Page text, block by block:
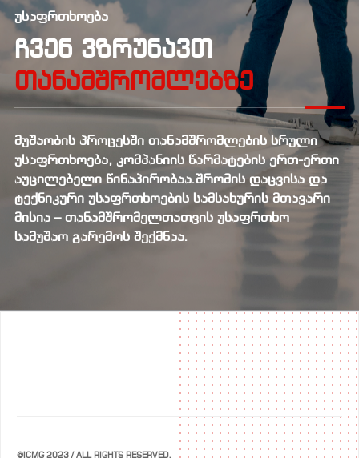
უსაფრთხოება
ᲩᲕᲔᲜ ᲕᲖᲠᲣᲜᲐᲕᲗ
ᲗᲐᲜᲐᲛᲨᲠᲝᲛᲚᲔᲑᲖᲔ
მუშაობის პროცესში თანამშრომლების სრული
უსაფრთხოება, კომპანიის წარმატების ერთ-ერთი
აუცილებელი წინაპირობაა.შრომის დაცვისა და
ტექნიკური უსაფრთხოების სამსახურის მთავარი
მისია – თანამშრომელთათვის უსაფრთხო
სამუშაო გარემოს შექმნაა.
©ICMG 2023 / ALL RIGHTS RESERVED.